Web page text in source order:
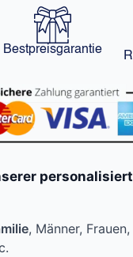
Bestpreisgarantie
, Männer, Frauen,